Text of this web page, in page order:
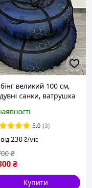
великий 100 см,
санки, ватрушка
для катання на
5.0 (3)
від230₴/міс
₴
₴
Купити